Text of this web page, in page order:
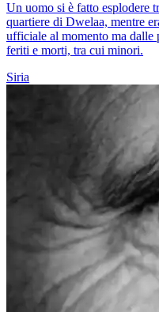
Un uomo si è fatto esplodere
quartiere di Dwelaa, mentre
ufficiale al momento ma dalle
feriti e morti, tra cui minori.
Siria